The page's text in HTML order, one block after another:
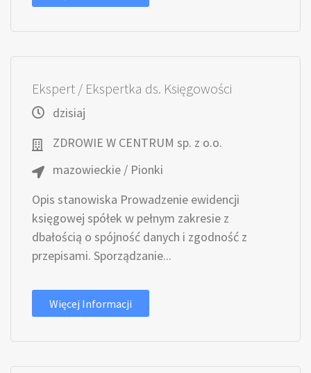
Ekspert / Ekspertka ds. Księgowości
dzisiaj
ZDROWIE W CENTRUM sp. z o.o.
mazowieckie / Pionki
Opis stanowiska Prowadzenie ewidencji
księgowej spółek w pełnym zakresie z
dbałością o spójność danych i zgodność z
przepisami. Sporządzanie...
Więcej Informacji